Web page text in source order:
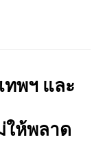
ทพฯ และ
ให้พลาด